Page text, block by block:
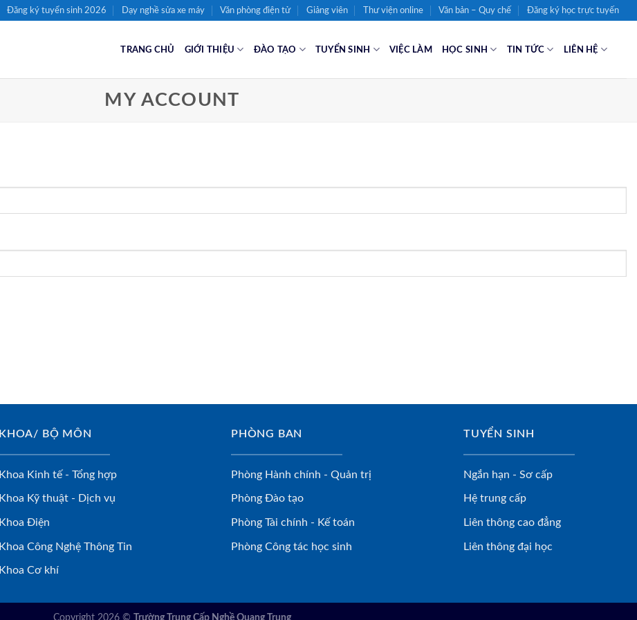
Đăng ký tuyển sinh 2026 Dạy nghề sửa xe máy Văn phòng điện tử Giảng viên Thư viện online Văn bản – Quy chế Đăng ký học trực tuyến
TRANG CHỦ GIỚI THIỆU ĐÀO TẠO TUYỂN SINH VIỆC LÀM HỌC SINH TIN TỨC LIÊN HỆ
MY ACCOUNT
KHOA/ BỘ MÔN
Khoa Kinh tế - Tổng hợp
Khoa Kỹ thuật - Dịch vụ
Khoa Điện
Khoa Công Nghệ Thông Tin
Khoa Cơ khí
PHÒNG BAN
Phòng Hành chính - Quản trị
Phòng Đào tạo
Phòng Tài chính - Kế toán
Phòng Công tác học sinh
TUYỂN SINH
Ngắn hạn - Sơ cấp
Hệ trung cấp
Liên thông cao đẳng
Liên thông đại học
Copyright 2026 © Trường Trung Cấp Nghề Quang Trung